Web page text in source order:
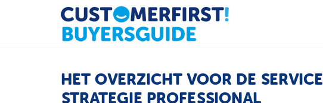
HET OVERZICHT VOOR DE SERVICE
STRATEGIE PROFESSIONAL